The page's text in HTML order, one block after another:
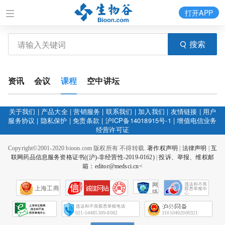
搜索
打开APP
资讯 会议 课程 空中讲坛
关于我们 | 产品大全|营销服务 | 联系我们 | 加入我们 | 友情链接 | 用户
服务协议 | 隐私保护 |免责条款 | 沪ICP备14018915号-1 |增值电信业务
经营许可证
Copyright©2001-2020 bioon.com 版权所有 不得转载.著作权声明 法律声明
互
联网药品信息服务资格证书((沪)-非经营性-2019-0162)|投诉、举报、维权邮
箱：editor@medsci.cn<
上海工商
网
络
会
征
021-54485309-8082 31010402000321